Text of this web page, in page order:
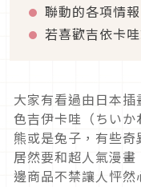
聯動的各項情報
若喜歡吉依卡
大家有看過由日本
色吉伊卡哇（ちい
熊或是兔子，有些
居然要和超人氣漫
邊商品不禁讓人怦然